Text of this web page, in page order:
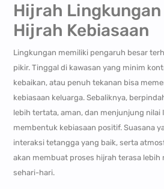
Hijrah Lingkungan
Hijrah Kebiasaan
Lingkungan memiliki pengaruh besar
pikir. Tinggal di kawasan yang minim
kebaikan, atau penuh tekanan bisa
kebiasaan keluarga. Sebaliknya,
lebih tertata, aman, dan menjunjung
membentuk kebiasaan positif. Suasana
interaksi tetangga yang baik, serta
akan membuat proses hijrah terasa lebih
sehari-hari.